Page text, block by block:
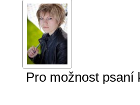
Pro možnost